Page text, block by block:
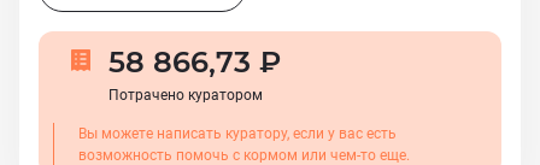
58 866,73 ₽
Потрачено куратором
Вы можете написать куратору, если у вас есть
возможность помочь с кормом или чем-то еще.